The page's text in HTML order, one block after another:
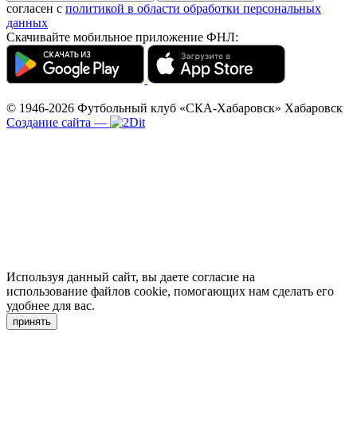
согласен с политикой в области обработки персональных
данных
Скачивайте мобильное приложение ФНЛ:
© 1946-2026 Футбольный клуб «СКА-Хабаровск» Хабаровск
Создание сайта —
Используя данный сайт, вы даете согласие на
использование файлов cookie, помогающих нам сделать его
удобнее для вас.
принять